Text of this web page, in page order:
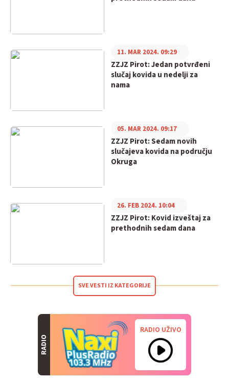
ZZJZ Pirot: Jedan potvrđeni
slučaj kovida u nedelji za
nama
11. MAR 2024. 09:29
ZZJZ Pirot: Sedam novih
slučajeva kovida na području
Okruga
05. MAR 2024. 09:17
ZZJZ Pirot: Kovid izveštaj za
prethodnih sedam dana
26. FEB 2024. 10:04
SVE VESTI IZ KATEGORIJE
RADIO
RADIO UŽIVO